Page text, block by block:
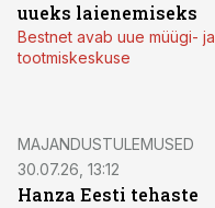
uueks laienemiseks
Bestnet avab uue müügi- ja
tootmiskeskuse
MAJANDUSTULEMUSED
30.07.26, 13:12
Hanza Eesti tehaste